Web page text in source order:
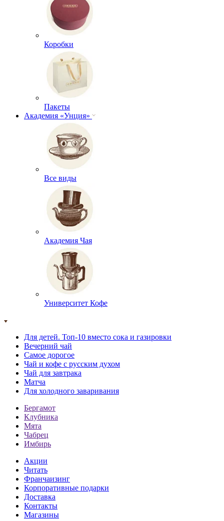
Коробки
Пакеты
Академия «Унция»
Все виды
Академия Чая
Университет Кофе
Для детей. Топ-10 вместо сока и газировки
Вечерний чай
Самое дорогое
Чай и кофе с русским духом
Чай для завтрака
Матча
Для холодного заваривания
Бергамот
Клубника
Мята
Чабрец
Имбирь
Акции
Читать
Франчаизинг
Корпоративные подарки
Доставка
Контакты
Магазины